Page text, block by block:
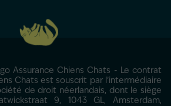
Assurance Chiens Chats - Le contrat
Chats est souscrit par l’intermédiaire
de droit néerlandais, dont le siège
9, 1043 GL, Amsterdam,